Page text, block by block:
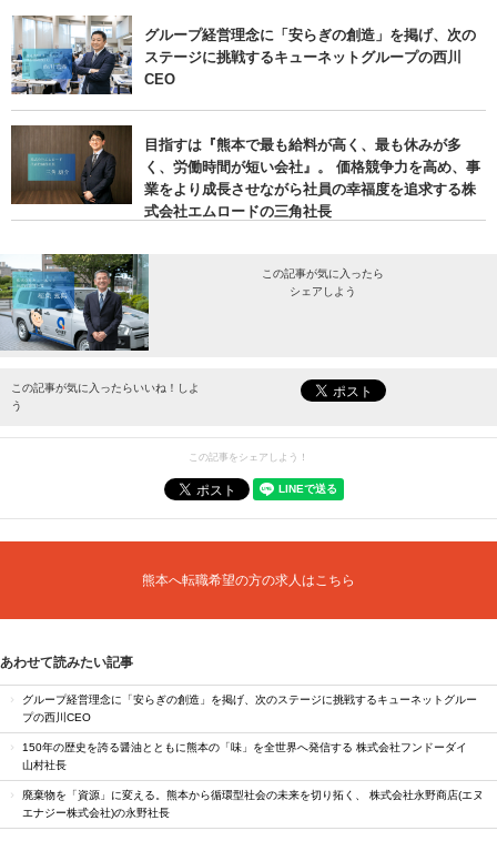
グループ経営理念に「安らぎの創造」を掲げ、次の
ステージに挑戦するキューネットグループの西川
CEO
目指すは『熊本で最も給料が高く、最も休みが多
く、労働時間が短い会社』。 価格競争力を高め、事
業をより成長させながら社員の幸福度を追求する株
式会社エムロードの三角社長
この記事が気に入ったら
シェアしよう
最新情報をお届けします。
この記事が気に入ったらいいね！しよ
う
この記事をシェアしよう！
熊本へ転職希望の方の求人はこちら
あわせて読みたい記事
グループ経営理念に「安らぎの創造」を掲げ、次のステージに挑戦するキューネットグルー
プの西川CEO
150年の歴史を誇る醤油とともに熊本の「味」を全世界へ発信する 株式会社フンドーダイ
山村社長
廃棄物を「資源」に変える。熊本から循環型社会の未来を切り拓く、 株式会社永野商店(エヌ
エナジー株式会社)の永野社長